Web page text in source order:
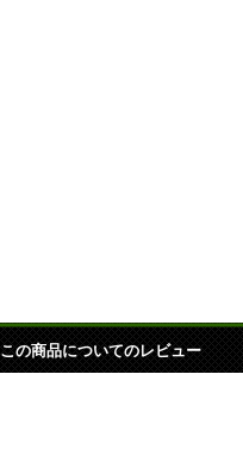
この商品についてのレビュー